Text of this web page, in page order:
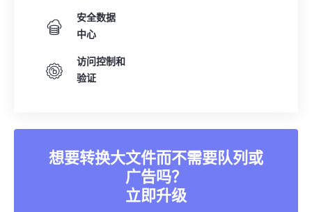
安全数据
中心
访问控制和
验证
想要转换大文件而不需要队列或
广告吗？
立即升级